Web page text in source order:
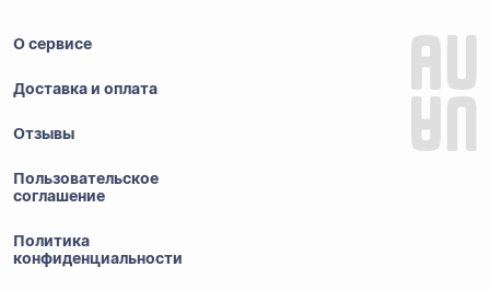
О сервисе
Доставка и оплата
Отзывы
Пользовательское
соглашение
Политика
конфиденциальности